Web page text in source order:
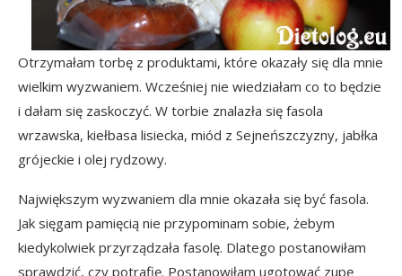
Otrzymałam torbę z produktami, które okazały się dla mnie
wielkim wyzwaniem. Wcześniej nie wiedziałam co to będzie
i dałam się zaskoczyć. W torbie znalazła się fasola
wrzawska, kiełbasa lisiecka, miód z Sejneńszczyzny, jabłka
grójeckie i olej rydzowy.
Największym wyzwaniem dla mnie okazała się być fasola.
Jak sięgam pamięcią nie przypominam sobie, żebym
kiedykolwiek przyrządzała fasolę. Dlatego postanowiłam
sprawdzić, czy potrafię. Postanowiłam ugotować zupę